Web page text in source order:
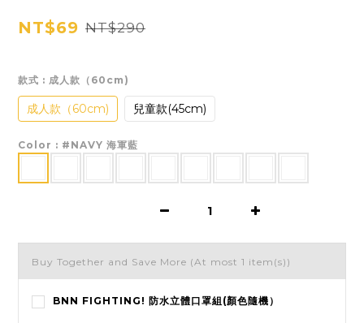
NT$69 NT$290
款式 : 成人款（60cm)
成人款（60cm) 兒童款(45cm)
Color : #NAVY 海軍藍
Buy Together and Save More (At most 1 item(s))
BNN FIGHTING! 防水立體口罩組(顏色隨機）